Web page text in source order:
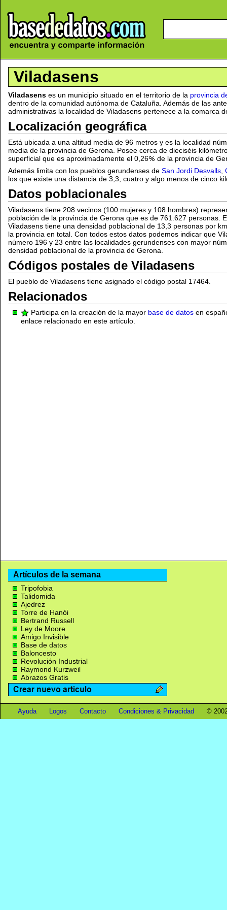
Viladasens
Viladasens es un municipio situado en el territorio de la provincia
dentro de la comunidad autónoma de Cataluña. Además de las
administrativas la localidad de Viladasens pertenece a la comarca
Localización geográfica
Está ubicada a una altitud media de 96 metros y es la localidad
media de la provincia de Gerona. Posee cerca de dieciséis
superficial que es aproximadamente el 0,26
de la provincia de
Además limita con los pueblos gerundenses de San Jordi Desvalls
los que existe una distancia de 3,3, cuatro y algo menos de cinco
Datos poblacionales
Viladasens tiene 208 vecinos (100 mujeres y 108 hombres)
población de la provincia de Gerona que es de 761.627 personas.
Viladasens tiene una densidad poblacional de 13,3 personas por
la provincia en total. Con todos estos datos podemos indicar que
número 196 y 23 entre las localidades gerundenses con mayor
densidad poblacional de la provincia de Gerona.
Códigos postales de Viladasens
El pueblo de Viladasens tiene asignado el código postal 17464.
Relacionados
Participa en la creación de la mayor base de datos en
enlace relacionado en este artículo.
Artículos de la semana
Tripofobia
Talidomida
Ajedrez
Torre de Hanói
Bertrand Russell
Ley de Moore
Amigo Invisible
Base de datos
Baloncesto
Revolución Industrial
Raymond Kurzweil
Abrazos Gratis
Ayuda Logos Contacto Condiciones & Privacidad ©